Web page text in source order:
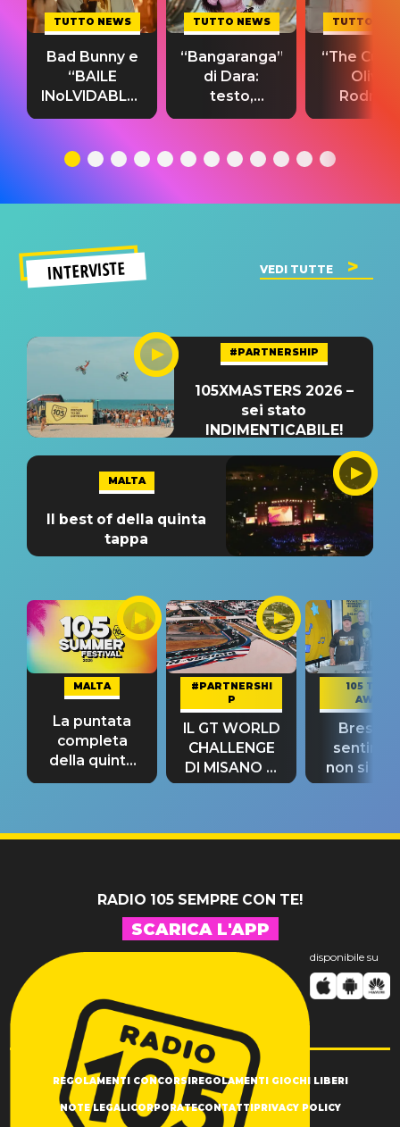
TUTTO NEWS
Bad Bunny e
“BAILE
INoLVIDABLE”:
testo,
significato
TUTTO NEWS
“Bangaranga”
di Dara:
testo,
traduzione e
del singolo
TUTTO
“The
Olivia
testo,
INTERVISTE VEDI TUTTE
#PARTNERSHIP
105XMASTERS 2026 –
sei stato
INDIMENTICABILE!
MALTA
Il best of della quinta
tappa
MALTA
La puntata
completa
della quinta
tappa
#PARTNERSHI
P
IL GT WORLD
CHALLENGE
DI MISANO si
riconferma
105 TAKE
AWAY
Bresh:
non si
fino alla
RADIO 105 SEMPRE CON TE!
SCARICA L'APP
disponibile su
REGOLAMENTI CONCORSIREGOLAMENTI GIOCHI LIBERI
NOTE LEGALICORPORATECONTATTIPRIVACY POLICY